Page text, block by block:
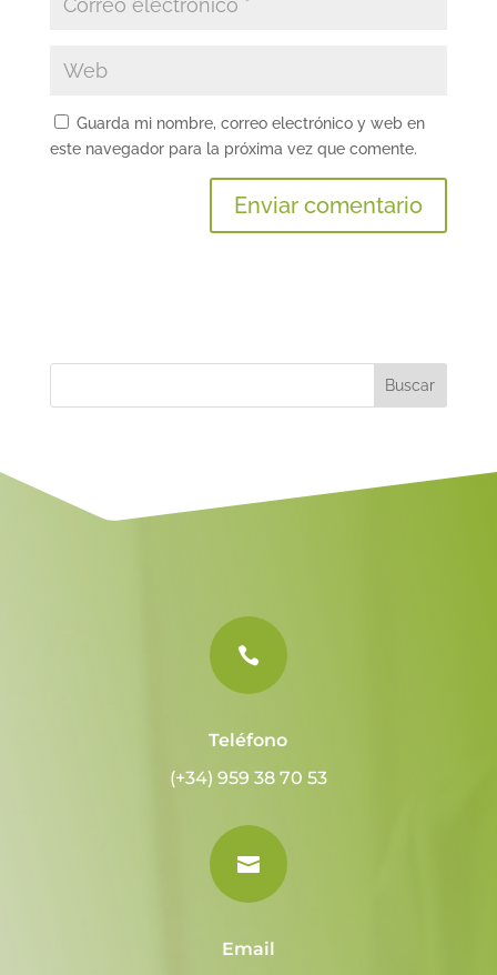
Guarda mi nombre, correo electrónico y web en
este navegador para la próxima vez que comente.
e

Teléfono
(+34) 959 38 70 53

Email